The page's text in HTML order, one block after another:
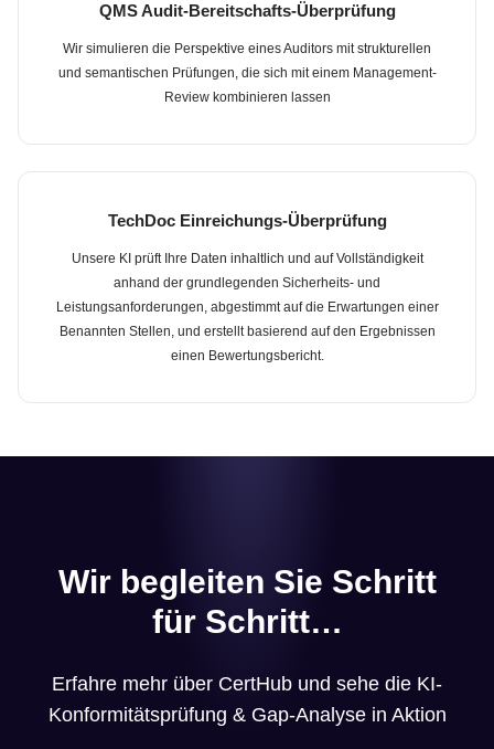
QMS Audit-Bereitschafts-Überprüfung
Wir simulieren die Perspektive eines Auditors mit strukturellen
und semantischen Prüfungen, die sich mit einem Management-
Review kombinieren lassen
TechDoc Einreichungs-Überprüfung
Unsere KI prüft Ihre Daten inhaltlich und auf Vollständigkeit
anhand der grundlegenden Sicherheits- und
Leistungsanforderungen, abgestimmt auf die Erwartungen einer
Benannten Stellen, und erstellt basierend auf den Ergebnissen
einen Bewertungsbericht.
Wir begleiten Sie Schritt
für Schritt…
Erfahre mehr über CertHub und sehe die KI-
Konformitätsprüfung & Gap-Analyse in Aktion